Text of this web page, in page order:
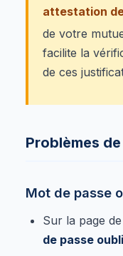
attestation
de votre
facilite la
de ces
Problèmes
Mot de passe
Sur la page
de passe